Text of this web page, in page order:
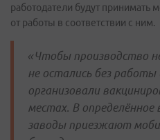
работодатели будут принимать
от работы в соответствии с ним.
«Чтобы производство
не остались без
организовали
местах. В
заводы приезжают